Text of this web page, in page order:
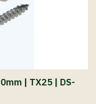
| TX25 | DS-